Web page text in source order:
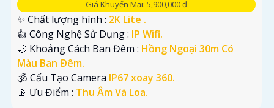
Giá Khuyến Mại: 5,900,000 ₫
✨ Chất lượng hình : 2K Lite .
👍 Công Nghệ Sử Dụng : IP Wifi.
🌙 Khoảng Cách Ban Đêm : Hồng Ngoại 30m Có
Màu Ban Ðêm.
🕉️ Cấu Tạo Camera IP67 xoay 360.
️📡 Ưu Điểm : Thu Âm Và Loa.